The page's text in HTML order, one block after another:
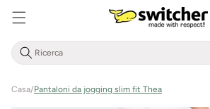
Direttamente
al contenuto
Casa/Pantaloni da jogging slim fit Thea